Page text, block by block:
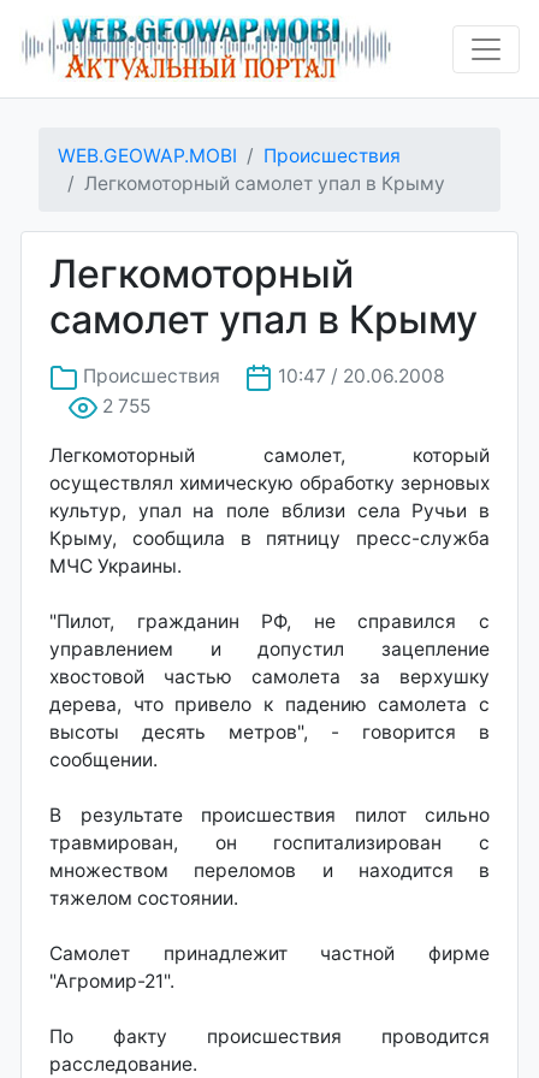
WEB.GEOWAP.MOBI
Происшествия
Легкомоторный самолет упал в Крыму
Легкомоторный
самолет упал в Крыму
Происшествия
10:47 / 20.06.2008
2 755
Легкомоторный самолет, который
осуществлял химическую обработку зерновых
культур, упал на поле вблизи села Ручьи в
Крыму, сообщила в пятницу пресс-служба
МЧС Украины.
"Пилот, гражданин РФ, не справился с
управлением и допустил зацепление
хвостовой частью самолета за верхушку
дерева, что привело к падению самолета с
высоты десять метров", - говорится в
сообщении.
В результате происшествия пилот сильно
травмирован, он госпитализирован с
множеством переломов и находится в
тяжелом состоянии.
Самолет принадлежит частной фирме
"Агромир-21".
По факту происшествия проводится
расследование.